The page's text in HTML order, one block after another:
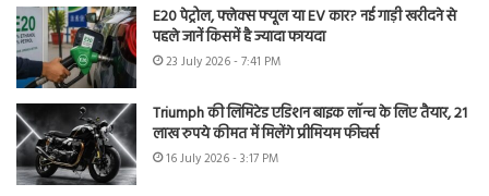
E20 पेट्रोल, फ्लेक्स फ्यूल या EV कार? नई गाड़ी खरीदने से
पहले जानें किसमें है ज्यादा फायदा
23 July 2026 - 7:41 PM
Triumph की लिमिटेड एडिशन बाइक लॉन्च के लिए तैयार, 21
लाख रुपये कीमत में मिलेंगे प्रीमियम फीचर्स
16 July 2026 - 3:17 PM